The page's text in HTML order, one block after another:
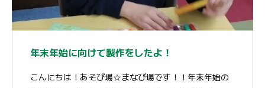
年末年始に向けて製作をしたよ！
こんにちは！あそび場☆まなび場です！！年末年始の